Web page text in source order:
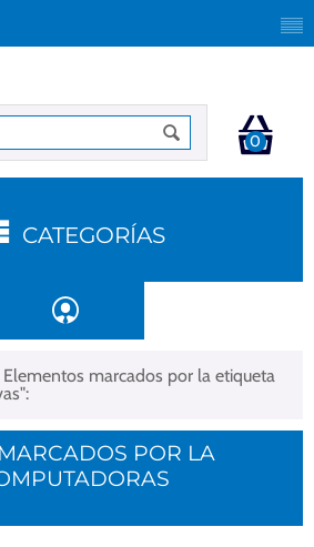
0
CATEGORÍAS
Elementos marcados por la etiqueta
POR LA